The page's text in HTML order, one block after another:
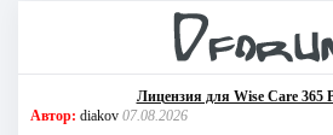
Лицензия для Wise Care 365
Автор: diakov 07.08.2026